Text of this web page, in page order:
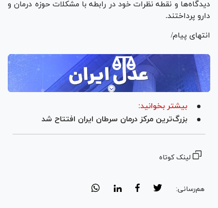
دیدگاه‌ها و نقطه نظرات خود در رابطه با مشکلات حوزه درمان و
دارو پرداختند.
انتهای پیام/
بیشتر بخوانید:
بزرگ‌ترین مرکز درمان سرطان ایران افتتاح شد
لینک کوتاه
هم‌رسانی: